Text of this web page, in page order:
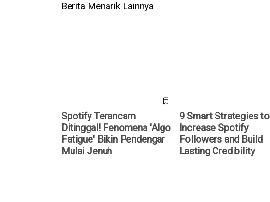
Berita Menarik Lainnya
Spotify Terancam
Ditinggal! Fenomena 'Algo
Fatigue' Bikin Pendengar
Mulai Jenuh
9 Smart Strategies to
Increase Spotify
Followers and Build
Lasting Credibility